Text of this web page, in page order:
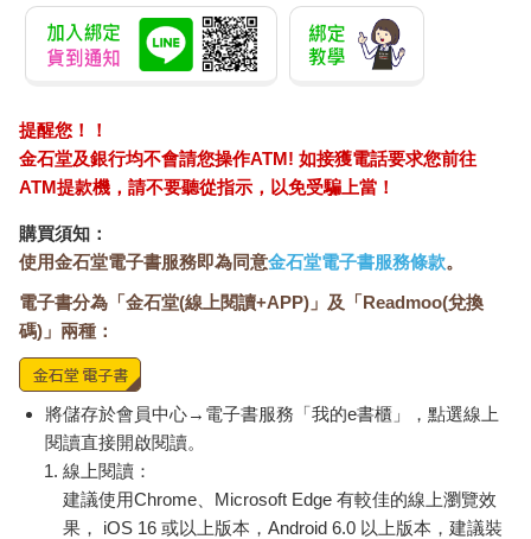
不知為何，他的視線讓我有些在意。我皺著眉解開他的襯衫釦
子，把手伸進去。我一邊脫下他的襯衫，一邊舔舐他的頸部並愛
撫他。吉斯卡爾似乎覺得有點癢，肩膀縮了縮。
能清楚感受到他皮膚下結實的肌肉。這是一具完美的男性軀體，
而在更下方，還有更出色的男性象徵。
我在腰間徘徊了一會兒，無法繼續動作，最後實在忍不住抬起
「該死，我果然對男人沒興趣！」
我不自覺地大罵，用手背粗魯地擦了擦嘴。再次對上吉斯卡爾的
目光時，我神色嚴肅地說：
「趁這個機會，我們把話說清楚吧。你也是因為我的四肢沒什麼
肌肉、軟軟的才覺得好下手吧？要是換成渾身肌肉的壯漢，你有
自信能又啃又吸嗎？我舉個簡單的例子，想像一下你脫光鄧菲爾
的衣服，對他上下其手看看！回答我！你能做到嗎！」
「……明明還有克里斯蒂安和其他那麼多人，為什麼偏偏拿鄧菲
爾來舉例？」
吉斯卡爾用格外木訥的聲音問，我理所當然地回答：
「因為克里斯蒂安長得帥啊，既然要舉例，當然要舉個最有衝擊
力的！」
提醒您！！
金石堂及銀行均不會請您操作ATM! 如接獲電話要求您前往
ATM提款機，請不要聽從指示，以免受騙上當！
購買須知：
使用金石堂電子書服務即為同意金石堂電子書服務條款。
電子書分為「金石堂(線上閱讀+APP)」及「Readmoo(兌換
碼)」兩種：
將儲存於會員中心→電子書服務「我的e書櫃」，點選線上
閱讀直接開啟閱讀。
線上閱讀：
建議使用Chrome、Microsoft Edge 有較佳的線上瀏覽效
果， iOS 16 或以上版本，Android 6.0 以上版本，建議裝